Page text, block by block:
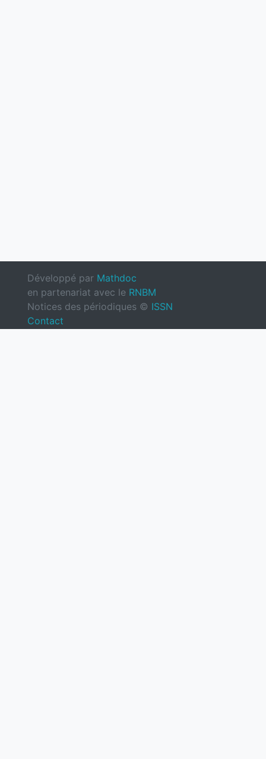
Développé par Mathdoc
en partenariat avec le RNBM
Notices des périodiques © ISSN
Contact